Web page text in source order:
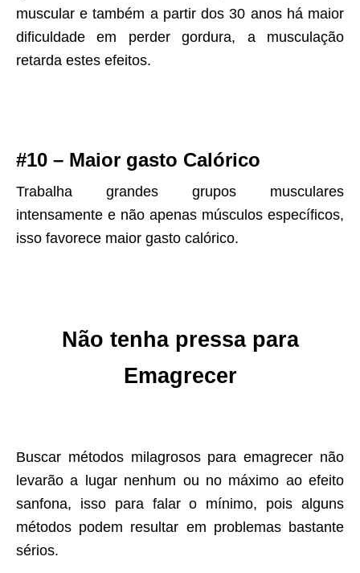
muscular e também a partir dos 30 anos há maior
dificuldade em perder gordura, a musculação
retarda estes efeitos.
#10 – Maior gasto Calórico
Trabalha grandes grupos musculares
intensamente e não apenas músculos específicos,
isso favorece maior gasto calórico.
Não tenha pressa para
Emagrecer
Buscar métodos milagrosos para emagrecer não
levarão a lugar nenhum ou no máximo ao efeito
sanfona, isso para falar o mínimo, pois alguns
métodos podem resultar em problemas bastante
sérios.